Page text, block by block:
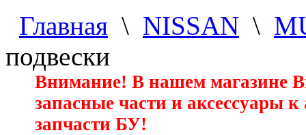
Главная \ NISSAN \
подвески
Внимание! В нашем магазине
запасные части и аксессуары
запчасти БУ!